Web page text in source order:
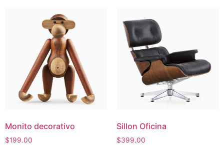
Monito decorativo
$199.00
Sillon Oficina
$399.00